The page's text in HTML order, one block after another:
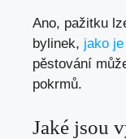
Ano, pažitku
bylinek, jako
pěstování
pokrmů.
Jaké jsou